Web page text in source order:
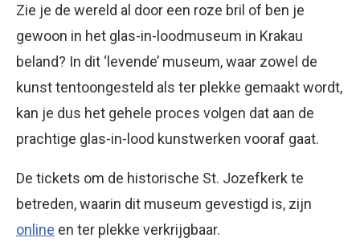
Zie je de wereld al door een roze bril of ben je
gewoon in het glas-in-loodmuseum in Krakau
beland? In dit ‘levende’ museum, waar zowel de
kunst tentoongesteld als ter plekke gemaakt wordt,
kan je dus het gehele proces volgen dat aan de
prachtige glas-in-lood kunstwerken vooraf gaat.
De tickets om de historische St. Jozefkerk te
betreden, waarin dit museum gevestigd is, zijn
online en ter plekke verkrijgbaar.